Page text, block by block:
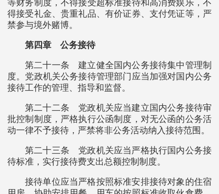
等财务制度，不得接受超标准接待和高消费娱乐，不
得接受礼金、贵重礼品、有价证券、支付凭证等，严
禁参与境外赌博。
第四章 公务接待
第二十一条 建立健全国内公务接待集中管理制
度。党政机关公务接待管理部门应当加强对国内公务
接待工作的管理、指导和监督。
第二十二条 党政机关应当建立国内公务接待审
批控制制度，严格执行公函制度，对无公函的公务活
动一律不予接待，严禁将非公务活动纳入接待范围。
第二十三条 党政机关应当严格执行国内公务接
待标准，实行接待费支出总额控制制度。
接待单位应当严格按照标准安排接待对象的住宿